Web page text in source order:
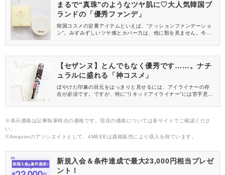
まるで“真珠”のようなツヤ肌に♡大人気韓国ブ
ランドの「優秀ファンデ」
韓国コスメの定番アイテムといえば、“クッションファンデーショ
ン”。みずみずしいツヤ感とカバー力は、他に類を見ません。今や
ョンですが、韓国コスメを代表するhince(ヒンス)からおすすめの
仕上がりをお楽しみください。
【セザンヌ】とんでもなく優秀です……。ナチ
ュラルに盛れる「神コスメ」
ぼやけた印象の目元をはっきりと見せるには、アイライナーの存
在が必須です。ですが、特に“リキッドアイライナー”には苦手意識
い」「ラインが太く仕上がってしまう……」そのようなお悩みは
かもしれません。極細な筆先で描きやすいCEZANNE「セザンヌ」
※表示価格は記事執筆時点の価格です。現在の価格については各サイトでご確認くださ
い。
※Amazonのアソシエイトとして、4MEEEは適格販売により収入を得ています。
新規入会＆条件達成で最大23,000円相当プレゼ
ント！